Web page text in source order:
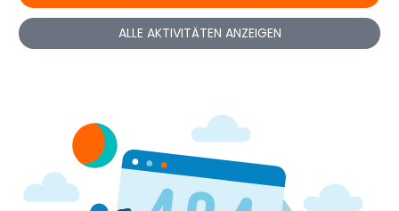
ALLE AKTIVITÄTEN ANZEIGEN